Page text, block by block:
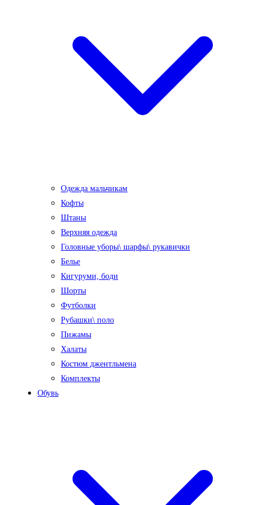
Одежда мальчикам
Кофты
Штаны
Верхняя одежда
Головные уборы\ шарфы\ рукавички
Белье
Кигуруми, боди
Шорты
Футболки
Рубашки\ поло
Пижамы
Халаты
Костюм джентльмена
Комплекты
Обувь